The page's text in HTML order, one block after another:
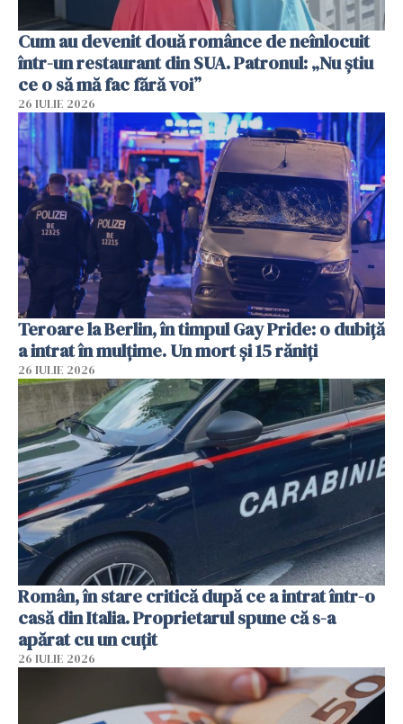
Cum au devenit două românce de neînlocuit
într-un restaurant din SUA. Patronul: „Nu știu
ce o să mă fac fără voi”
26 IULIE 2026
Teroare la Berlin, în timpul Gay Pride: o dubiță
a intrat în mulțime. Un mort și 15 răniți
26 IULIE 2026
Român, în stare critică după ce a intrat într-o
casă din Italia. Proprietarul spune că s-a
apărat cu un cuțit
26 IULIE 2026